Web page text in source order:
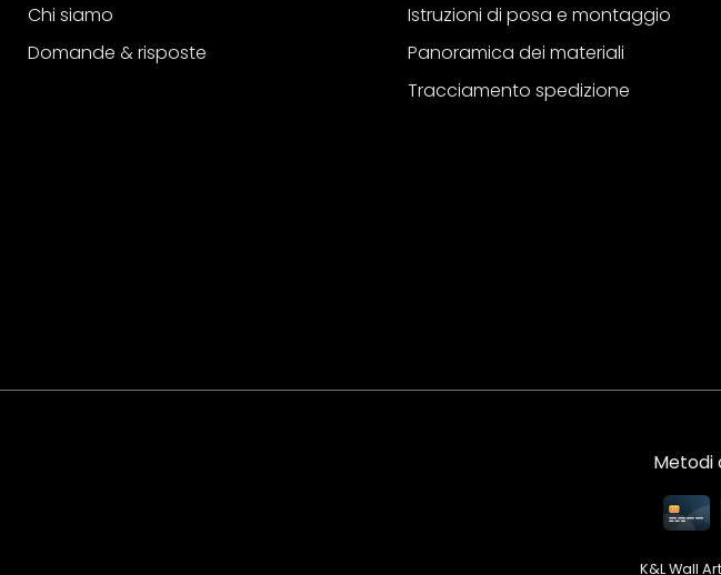
Chi siamo
Domande & risposte
Istruzioni di posa e montaggio
Panoramica dei materiali
Tracciamento spedizione
Metodi
K&L Wall